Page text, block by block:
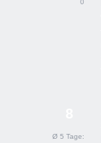
0
Ø 5 Tage: